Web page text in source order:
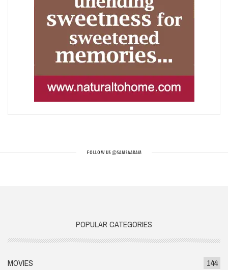
FOLLOW US@SAMSAARAM
POPULAR CATEGORIES
MOVIES
144